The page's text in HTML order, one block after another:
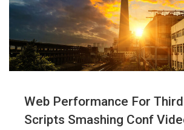
Web Performance For
Scripts Smashing Conf